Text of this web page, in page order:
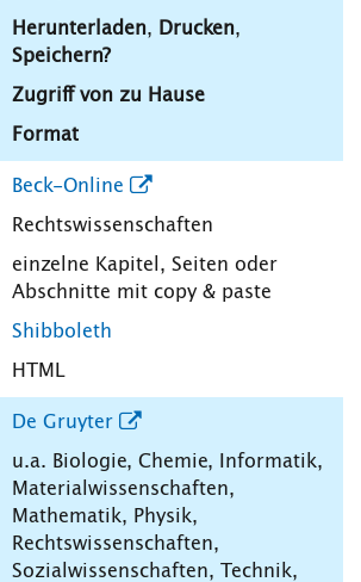
Herunterladen, Drucken,
Speichern?
Zugriff von zu Hause
Format
Beck-Online
Rechtswissenschaften
einzelne Kapitel, Seiten oder
Abschnitte mit copy & paste
Shibboleth
HTML
De Gruyter
u.a. Biologie, Chemie, Informatik,
Materialwissenschaften,
Mathematik, Physik,
Rechtswissenschaften,
Sozialwissenschaften, Technik,